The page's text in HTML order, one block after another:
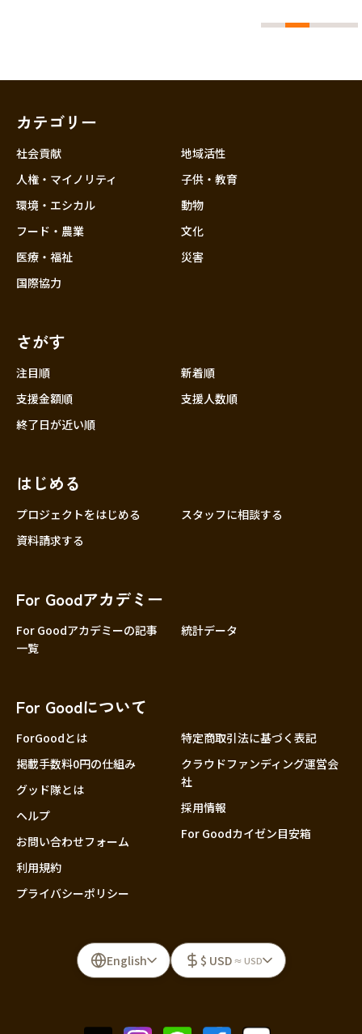
カテゴリー
社会貢献
人権・マイノリティ
環境・エシカル
フード・農業
医療・福祉
国際協力
地域活性
子供・教育
動物
文化
災害
さがす
注目順
新着順
支援金額順
支援人数順
終了日が近い順
はじめる
プロジェクトをはじめる
スタッフに相談する
資料請求する
For Goodアカデミー
For Goodアカデミーの記事
一覧
統計データ
For Goodについて
ForGoodとは
掲載手数料0円の仕組み
グッド隊とは
ヘルプ
お問い合わせフォーム
利用規約
プライバシーポリシー
特定商取引法に基づく表記
クラウドファンディング運営会
社
採用情報
For Goodカイゼン目安箱
English $ USD ≈ USD